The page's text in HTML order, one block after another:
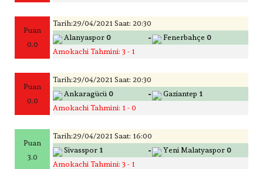
Puan
0.0
Tarih:29/04/2021 Saat: 20:30
Alanyaspor 0 - Fenerbahçe 0
Amokachi Tahmini: 3 - 1
Puan
0.0
Tarih:29/04/2021 Saat: 20:30
Ankaragücü 0 - Gaziantep 1
Amokachi Tahmini: 1 - 0
Puan
3.0
Tarih:29/04/2021 Saat: 16:00
Sivasspor 1 - Yeni Malatyaspor 0
Amokachi Tahmini: 3 - 1